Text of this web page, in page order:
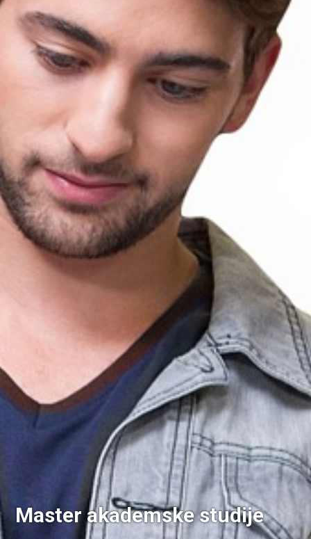
Master akademske studije